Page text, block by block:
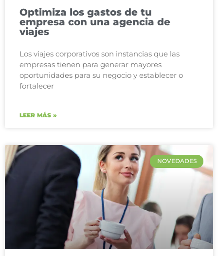
Optimiza los gastos de tu
empresa con una agencia de
viajes
Los viajes corporativos son instancias que las
empresas tienen para generar mayores
oportunidades para su negocio y establecer o
fortalecer
LEER MÁS »
NOVEDADES